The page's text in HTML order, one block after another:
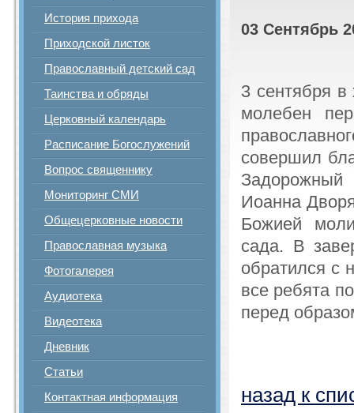
История прихода
Приходской листок
Православный детский сад
Таинства и обряды
Церковный календарь
Расписание Богослужений
Вопрос священнику
Мониторинг СМИ
Общецерковные новости
Православная музыка
Фотогалерея
Аудиотека
Видеотека
Дневник
Статьи
Контактная информация
03 Сентябрь
3 сентября в
молебен
совершил
Задорожный
Иоанна
Божией
сада. В
обратился с
все ребята
перед
назад к